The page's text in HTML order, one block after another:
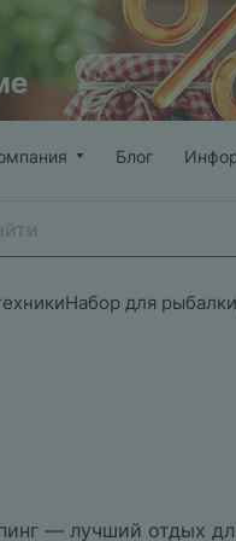
Блог
Набор для рыбалки
— лучший отдых